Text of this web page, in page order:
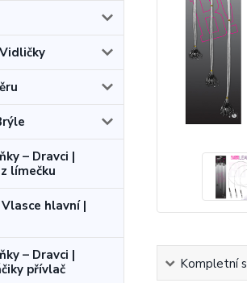
– Dravci |
límečku
hlavní |
– Dravci |
přívlač
Kompletní